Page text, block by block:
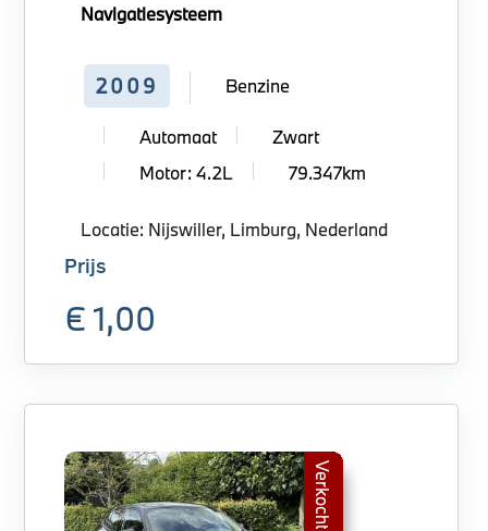
Navigatiesysteem
2009 Benzine
Automaat
Zwart
Motor: 4.2L
79.347km
Locatie: Nijswiller, Limburg, Nederland
Prijs
€ 1,00
Verkocht